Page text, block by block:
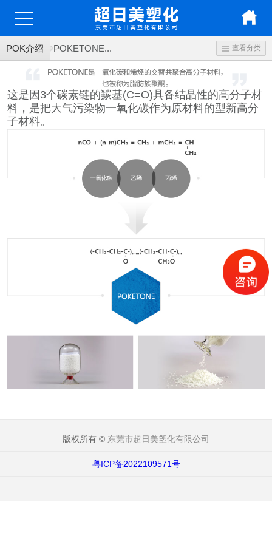
POK介绍 POKETONE... 查看分类
这是因3个碳素链的羰基(C=O)具备结晶性的高分子材
料，是把大气污染物一氧化碳作为原材料的型新高分
子材料。
版权所有 © 东莞市超日美塑化有限公司
粤ICP备2022109571号